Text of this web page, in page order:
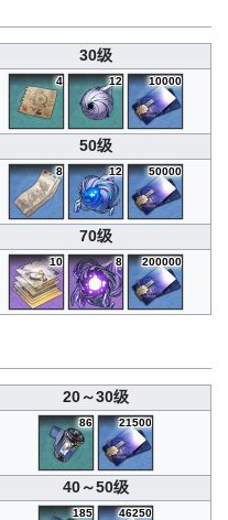
30级
4 12 10000
50级
8 12 50000
70级
10 8 200000
20～30级
86 21500
40～50级
185 46250